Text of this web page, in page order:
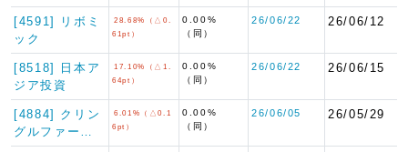
[4591] リボミ
ック
28.68%（△0.
61pt）
0.00%
（同）
26/06/22 26/06/12
[8518] 日本ア
ジア投資
17.10%（△1.
64pt）
0.00%
（同）
26/06/22 26/06/15
[4884] クリン
グルファー…
6.01%（△0.1
6pt）
0.00%
（同）
26/06/05 26/05/29